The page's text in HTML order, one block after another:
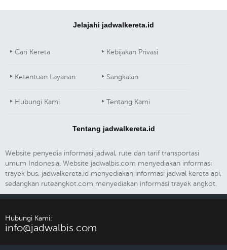
Jelajahi jadwalkereta.id
Cari Kereta Kebijakan Privasi
Ketentuan Layanan Sangkalan
Hubungi Kami Tentang Kami
Tentang jadwalkereta.id
Website penyedia informasi jadwal, rute dan tarif transportasi
umum Indonesia. Website jadwalbis.com menyediakan informasi
trayek bus, jadwalkereta.id menyediakan informasi jadwal kereta api,
sedangkan ruteangkot.com menyediakan informasi trayek angkot.
Hubungi Kami:
info@jadwalbis.com